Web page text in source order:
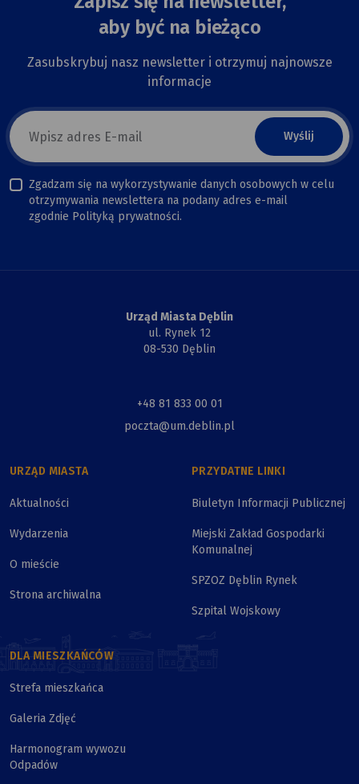
aby być na bieżąco
Zasubskrybuj nasz newsletter i otrzymuj najnowsze
informacje
E-
mail
newsletter
Zgadzam się na wykorzystywanie danych osobowych w celu
otrzymywania newslettera na podany adres e-mail
zgodnie Polityką prywatności.
Urząd Miasta Dęblin
ul. Rynek 12
08-530 Dęblin
+48 81 833 00 01
poczta@um.deblin.pl
URZĄD MIASTA
Aktualności
Wydarzenia
O mieście
Strona archiwalna
PRZYDATNE LINKI
Biuletyn Informacji Publicznej
Miejski Zakład Gospodarki
Komunalnej
SPZOZ Dęblin Rynek
Szpital Wojskowy
DLA MIESZKAŃCÓW
Strefa mieszkańca
Galeria Zdjęć
Harmonogram wywozu
Odpadów